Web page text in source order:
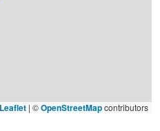
Leaflet | ©OpenStreetMapcontributors